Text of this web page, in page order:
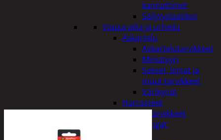
kannattimet
Säilytyslaatikot
Vapaa-aika ja urheilu
Askartelu
Askartelutarvikkeet
Miniatyyri
Sakset, liimat ja
muut tarvikkeet
Värikynät
Harrasteet
Käsityötarvikkeet
Langat